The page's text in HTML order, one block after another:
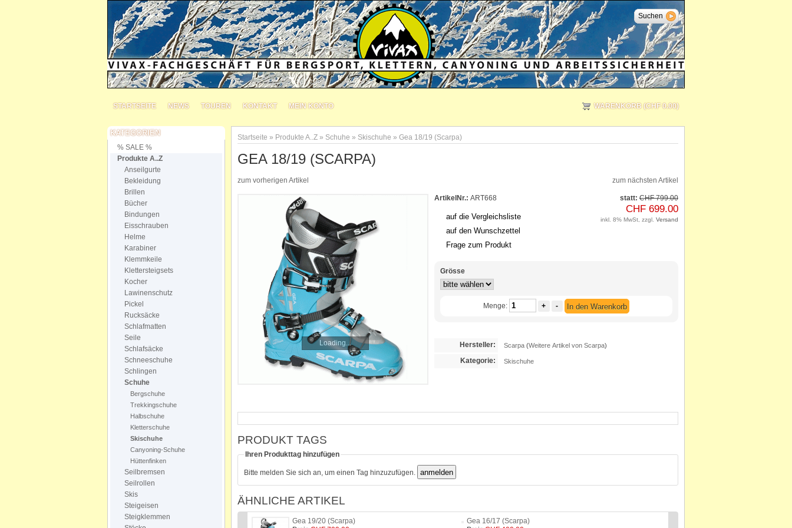
STARTSEITE NEWS TOUREN KONTAKT MEIN KONTO WARENKORB (CHF 0.00)
Anmelden
Startseite » Produkte A..Z » Schuhe » Skischuhe » Gea 18/19 (Scarpa)
GEA 18/19 (SCARPA)
zum vorherigen Artikel zum nächsten Artikel
Loading...
ArtikelNr.: ART668
auf die Vergleichsliste
auf den Wunschzettel
Frage zum Produkt
statt: CHF 799.00
CHF 699.00
inkl. 8% MwSt, zzgl. Versand
Grösse
Menge: + - In den Warenkorb
Hersteller: Scarpa (Weitere Artikel von Scarpa)
Kategorie: Skischuhe
PRODUKT TAGS
Ihren Produkttag hinzufügen
Bitte melden Sie sich an, um einen Tag hinzuzufügen.
ÄHNLICHE ARTIKEL
Gea 19/20 (Scarpa)
Gea 16/17 (Scarpa)
KATEGORIEN
% SALE %
Produkte A..Z
Anseilgurte
Bekleidung
Brillen
Bücher
Bindungen
Eisschrauben
Helme
Karabiner
Klemmkeile
Klettersteigsets
Kocher
Lawinenschutz
Pickel
Rucksäcke
Schlafmatten
Seile
Schlafsäcke
Schneeschuhe
Schlingen
Schuhe
Bergschuhe
Trekkingschuhe
Halbschuhe
Kletterschuhe
Skischuhe
Canyoning-Schuhe
Hüttenfinken
Seilbremsen
Seilrollen
Skis
Steigeisen
Steigklemmen